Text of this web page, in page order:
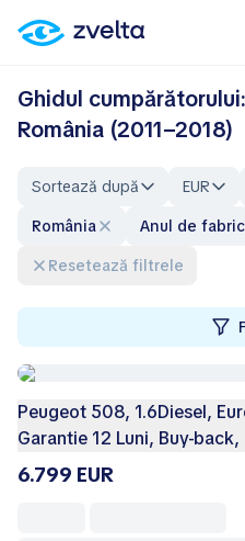
Ghidul
România (2011–2018)
Sortează după EUR
România
Anul de
Resetează filtrele
Peugeot 508, 1.6Diesel,
Garantie 12 Luni, Buy-back,
6.799 EUR